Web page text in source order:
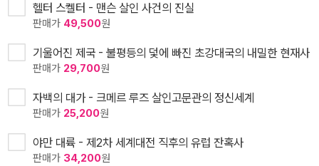
헬터 스켈터 - 맨슨 살인 사건의 진실
판매가 49,500원
기울어진 제국 - 불평등의 덫에 빠진 초강대국의 내밀한 현재사
판매가 29,700원
자백의 대가 - 크메르 루즈 살인고문관의 정신세계
판매가 25,200원
야만 대륙 - 제2차 세계대전 직후의 유럽 잔혹사
판매가 34,200원